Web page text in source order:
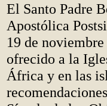
El Santo Padre
Apostólica
19 de
ofrecido a la
África y en las